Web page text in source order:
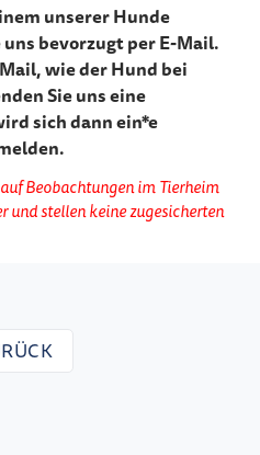
unserer Hunde
bevorzugt per E-Mail.
wie der Hund bei
Sie uns eine
sich dann ein*e
Beobachtungen im Tierheim
stellen keine zugesicherten